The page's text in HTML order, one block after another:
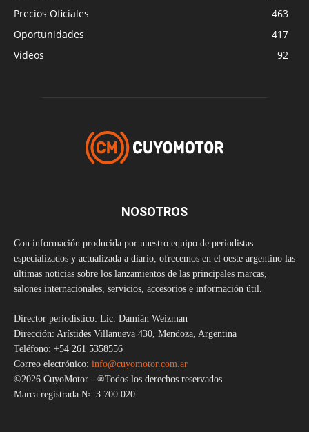
Precios Oficiales
463
Oportunidades
417
Videos
92
NOSOTROS
Con información producida por nuestro equipo de periodistas
especializados y actualizada a diario, ofrecemos en el oeste argentino las
últimas noticias sobre los lanzamientos de las principales marcas,
salones internacionales, servicios, accesorios e información útil.
Director periodístico: Lic. Damián Weizman
Dirección: Arístides Villanueva 430, Mendoza, Argentina
Teléfono: +54 261 5358556
Correo electrónico: info@cuyomotor.com.ar
©2026 CuyoMotor - ®Todos los derechos reservados
Marca registrada №: 3.700.020